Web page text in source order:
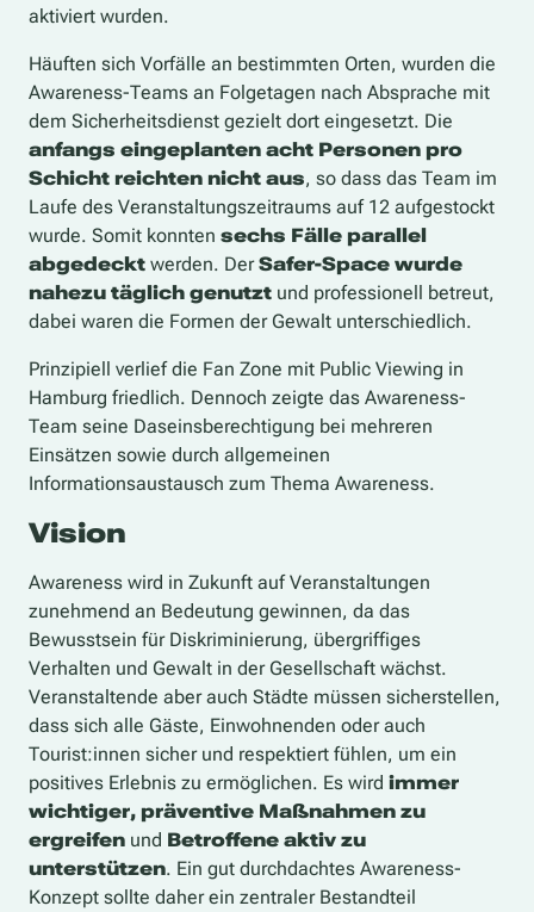
aktiviert wurden.
Häuften sich Vorfälle an bestimmten Orten, wurden die
Awareness-Teams an Folgetagen nach Absprache mit
dem Sicherheitsdienst gezielt dort eingesetzt. Die
anfangs eingeplanten acht Personen pro
Schicht reichten nicht aus, so dass das Team im
Laufe des Veranstaltungszeitraums auf 12 aufgestockt
wurde. Somit konnten sechs Fälle parallel
abgedeckt werden. DerSafer-Space wurde
nahezu täglich genutzt und professionell betreut,
dabei waren die Formen der Gewalt unterschiedlich.
Prinzipiell verlief die Fan Zone mit Public Viewing in
Hamburg friedlich. Dennoch zeigte das Awareness-
Team seine Daseinsberechtigung bei mehreren
Einsätzen sowie durch allgemeinen
Informationsaustausch zum Thema Awareness.
Vision
Awareness wird in Zukunft auf Veranstaltungen
zunehmend an Bedeutung gewinnen, da das
Bewusstsein für Diskriminierung, übergriffiges
Verhalten und Gewalt in der Gesellschaft wächst.
Veranstaltende aber auch Städte müssen sicherstellen,
dass sich alle Gäste, Einwohnenden oder auch
Tourist:innen sicher und respektiert fühlen, um ein
positives Erlebnis zu ermöglichen. Es wird immer
wichtiger, präventive Maßnahmen zu
ergreifen und Betroffene aktiv zu
unterstützen. Ein gut durchdachtes Awareness-
Konzept sollte daher ein zentraler Bestandteil